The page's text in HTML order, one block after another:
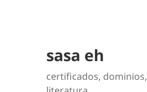
sasa eh
certificados, dominios,